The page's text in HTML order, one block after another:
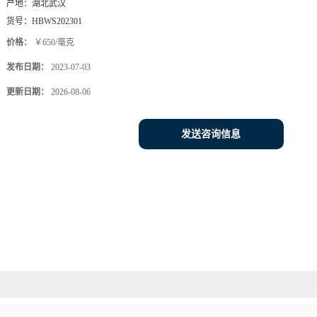
产地： 湖北武汉
货号： HBWS202301
价格： ￥650/毫克
发布日期： 2023-07-03
更新日期： 2026-08-06
发送咨询信息